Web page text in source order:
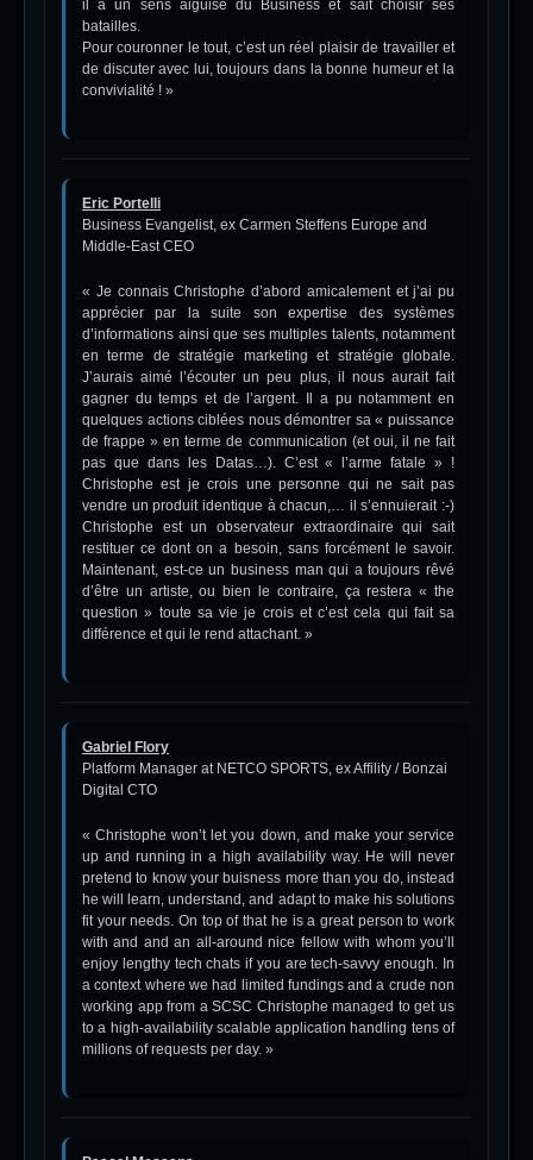
il a un sens aiguisé du Business et sait choisir ses
batailles.
Pour couronner le tout, c’est un réel plaisir de travailler et
de discuter avec lui, toujours dans la bonne humeur et la
convivialité ! »
Eric Portelli
Business Evangelist, ex Carmen Steffens Europe and
Middle-East CEO
« Je connais Christophe d’abord amicalement et j’ai pu
apprécier par la suite son expertise des systèmes
d’informations ainsi que ses multiples talents, notamment
en terme de stratégie marketing et stratégie globale.
J’aurais aimé l’écouter un peu plus, il nous aurait fait
gagner du temps et de l’argent. Il a pu notamment en
quelques actions ciblées nous démontrer sa « puissance
de frappe » en terme de communication (et oui, il ne fait
pas que dans les Datas…). C’est « l’arme fatale » !
Christophe est je crois une personne qui ne sait pas
vendre un produit identique à chacun,… il s’ennuierait :-)
Christophe est un observateur extraordinaire qui sait
restituer ce dont on a besoin, sans forcément le savoir.
Maintenant, est-ce un business man qui a toujours rêvé
d’être un artiste, ou bien le contraire, ça restera « the
question » toute sa vie je crois et c’est cela qui fait sa
différence et qui le rend attachant. »
Gabriel Flory
Platform Manager at NETCO SPORTS, ex Affility / Bonzai
Digital CTO
« Christophe won’t let you down, and make your service
up and running in a high availability way. He will never
pretend to know your buisness more than you do, instead
he will learn, understand, and adapt to make his solutions
fit your needs. On top of that he is a great person to work
with and and an all-around nice fellow with whom you’ll
enjoy lengthy tech chats if you are tech-savvy enough. In
a context where we had limited fundings and a crude non
working app from a SCSC Christophe managed to get us
to a high-availability scalable application handling tens of
millions of requests per day. »